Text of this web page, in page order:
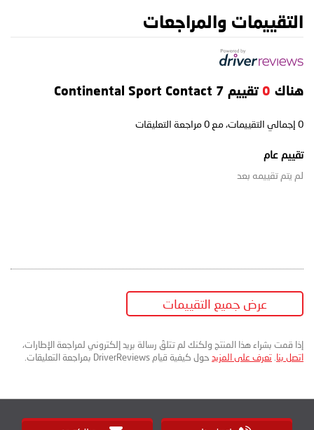
التقييمات والمراجعات
هناك 0 تقييم Continental Sport Contact 7
0 إجمالي التقييمات، مع 0 مراجعة التعليقات
تقييم عام
لم يتم تقييمه بعد
عرض جميع التقييمات
إذا قمت بشراء هذا المنتج ولكنك لم تتلقَ رسالة بريد إلكتروني لمراجعة الإطارات،
اتصل بنا. تعرف على المزيد حول كيفية قيام DriverReviews بمراجعة التعليقات.